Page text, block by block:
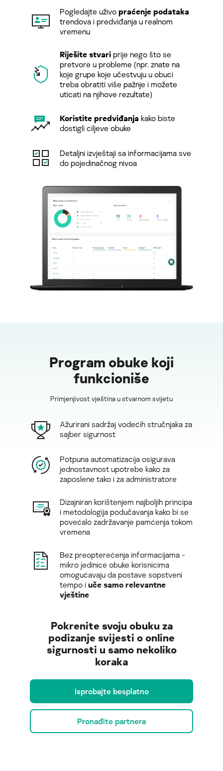
Pogledajte uživo praćenje podataka
trendova i predviđanja u realnom
vremenu
Riješite stvari prije nego što se
pretvore u probleme (npr. znate na
koje grupe koje učestvuju u obuci
treba obratiti više pažnje i možete
uticati na njihove rezultate)
Koristite predviđanja kako biste
dostigli ciljeve obuke
Detaljni izvještaji sa informacijama sve
do pojedinačnog nivoa
Program obuke koji
funkcioniše
Primjenjivost vještina u stvarnom svijetu
Ažurirani sadržaj vodećih stručnjaka za
sajber sigurnost
Potpuna automatizacija osigurava
jednostavnost upotrebe kako za
zaposlene tako i za administratore
Dizajniran korištenjem najboljih principa
i metodologija podučavanja kako bi se
povećalo zadržavanje pamćenja tokom
vremena
Bez preopterećenja informacijama -
mikro jedinice obuke korisnicima
omogućavaju da postave sopstveni
tempo i uče samo relevantne
vještine
Pokrenite svoju obuku za
podizanje svijesti o online
sigurnosti u samo nekoliko
koraka
Isprobajte besplatno
Pronađite partnera